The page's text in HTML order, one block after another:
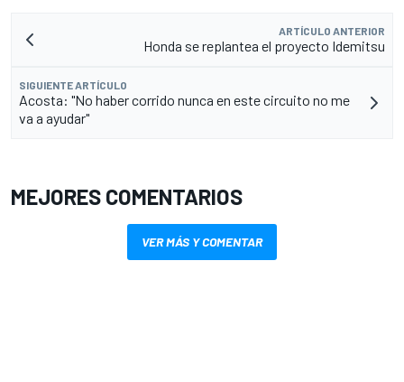
ARTÍCULO ANTERIOR
Honda se replantea el proyecto Idemitsu
SIGUIENTE ARTÍCULO
Acosta: "No haber corrido nunca en este circuito no me
va a ayudar"
MEJORES COMENTARIOS
VER MÁS Y COMENTAR